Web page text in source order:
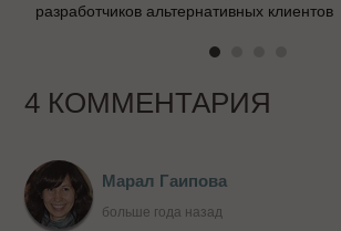
разработчиков альтернативных клиентов
4 КОММЕНТАРИЯ
Марал Гаипова
больше года назад